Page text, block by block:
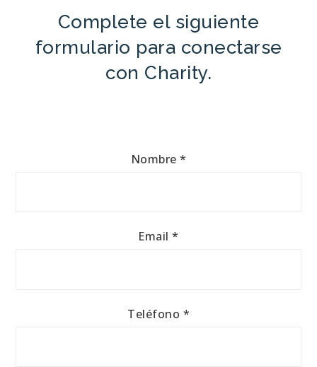
Complete el siguiente
formulario para conectarse
con Charity.
Nombre *
Email*
Teléfono *